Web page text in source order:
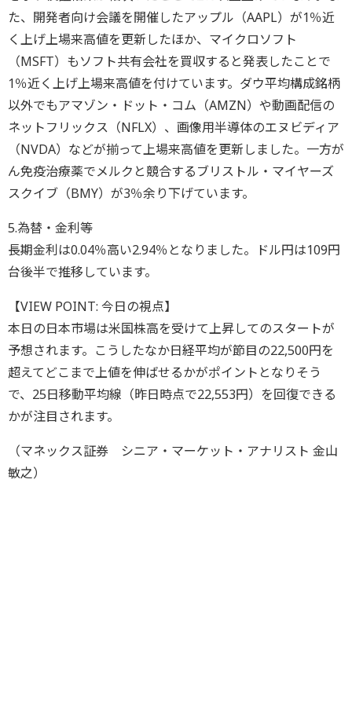
た、開発者向け会議を開催したアップル（AAPL）が1％近
く上げ上場来高値を更新したほか、マイクロソフト
（MSFT）もソフト共有会社を買収すると発表したことで
1％近く上げ上場来高値を付けています。ダウ平均構成銘柄
以外でもアマゾン・ドット・コム（AMZN）や動画配信の
ネットフリックス（NFLX）、画像用半導体のエヌビディア
（NVDA）などが揃って上場来高値を更新しました。一方が
ん免疫治療薬でメルクと競合するブリストル・マイヤーズ
スクイブ（BMY）が3％余り下げています。
5.為替・金利等
長期金利は0.04％高い2.94％となりました。ドル円は109円
台後半で推移しています。
【VIEW POINT: 今日の視点】
本日の日本市場は米国株高を受けて上昇してのスタートが
予想されます。こうしたなか日経平均が節目の22,500円を
超えてどこまで上値を伸ばせるかがポイントとなりそう
で、25日移動平均線（昨日時点で22,553円）を回復できる
かが注目されます。
（マネックス証券 シニア・マーケット・アナリスト 金山
敏之）